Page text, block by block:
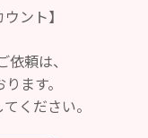
ント】
頼は、
ます。
ください。